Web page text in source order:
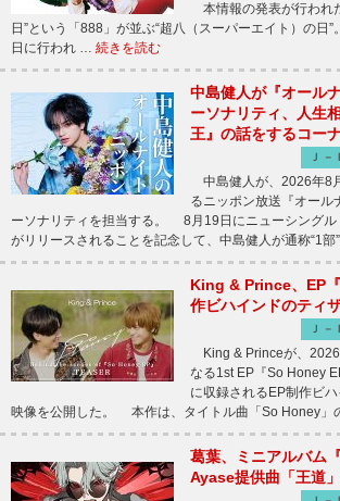
本情報の発表が行われ
日”という「888」が並ぶ“超八（スーパーエイト）の日
日に行われ … 続きを読む
中島健人が『オール
ーソナリティ、人生
王』の話をするコー
Ｊ－
中島健人が、2026年8
るニッポン放送『オール
ーソナリティを担当する。 8月19日にニューシングル
がリリースされることを記念して、中島健人が通称“1
King & Prince、EP
作ビハインドのティ
Ｊ－
King & Princeが、2026
なる1st EP『So Honey
に収録されるEP制作ビ
映像を公開した。 本作は、タイトル曲「So Honey」
葛葉、ミニアルバム
Ayase提供曲「王道